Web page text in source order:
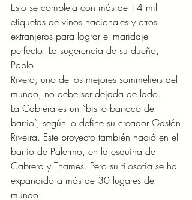
Esto se completa con más de 14 mil
etiquetas de vinos nacionales y otros
extranjeros para lograr el maridaje
perfecto. La sugerencia de su dueño,
Pablo
Rivero, uno de los mejores sommeliers del
mundo, no debe ser dejada de lado.
La Cabrera es un “bistró barroco de
barrio”, según lo define su creador Gastón
Riveira. Este proyecto también nació en el
barrio de Palermo, en la esquina de
Cabrera y Thames. Pero su filosofía se ha
expandido a más de 30 lugares del
mundo.